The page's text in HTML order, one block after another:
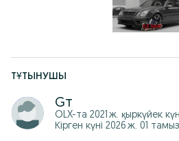
ТҰТЫНУШЫ
Gт
OLX-та 2021 ж. қыркүйек
Кірген күні 2026 ж. 01 тамыз